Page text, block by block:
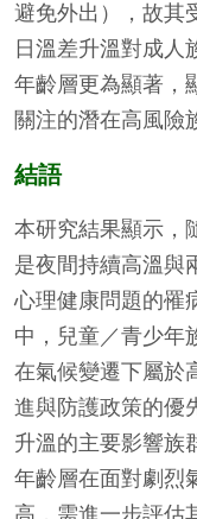
避免外出），故其
日溫差升溫對成人
年齡層更為顯著，
關注的潛在高風險
結語
本研究結果顯示，
是夜間持續高溫與
心理健康問題的罹
中，兒童／青少年
在氣候變遷下屬於
進與防護政策的優
升溫的主要影響族
年齡層在面對劇烈